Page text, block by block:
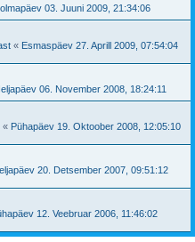
03. Juuni 2009, 21:34:06
« Esmaspäev 27. Aprill 2009, 07:54:04
06. November 2008, 18:24:11
« Pühapäev 19. Oktoober 2008, 12:05:10
20. Detsember 2007, 09:51:12
12. Veebruar 2006, 11:46:02